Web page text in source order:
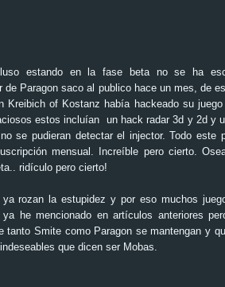
estando en la fase beta no se ha
de Paragon saco al publico hace un mes, de
Kreibich of Kostanz había hackeado su
estos incluían un hack radar 3d y 2d y
se pudieran detectar el injector. Todo
mensual. Increíble pero cierto.
ridículo pero cierto!
ya rozan la estupidez y por eso muchos
ya he mencionado en artículos anteriores
tanto Smite comoParagon se mantengan y
que dicen ser Mobas.